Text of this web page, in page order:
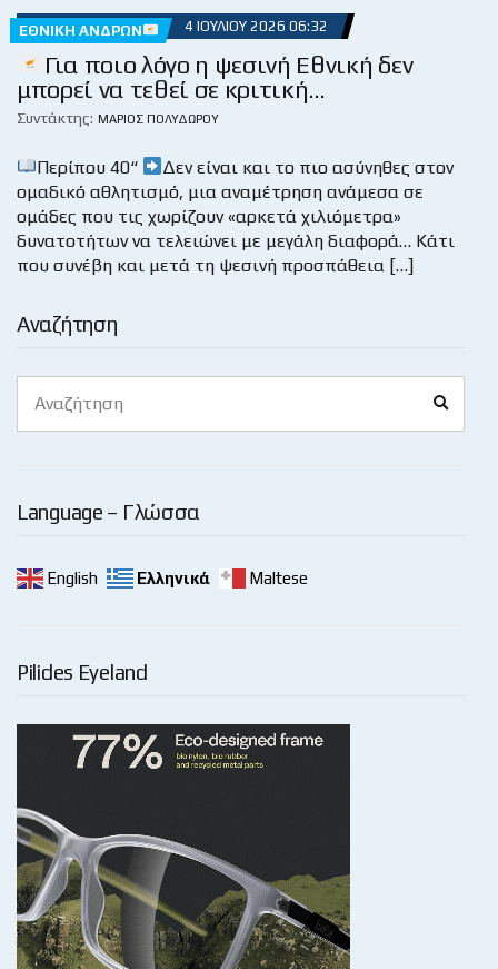
Αναζήτηση
for:
Language – Γλώσσα
English Ελληνικά Maltese
Pilides Eyeland
ΕΘΝΙΚΉ ΑΝΔΡΏΝ 4 ΙΟΥΛΊΟΥ 2026 06:32
Για ποιο λόγο η ψεσινή Εθνική δεν
μπορεί να τεθεί σε κριτική…
Συντάκτης: ΜΆΡΙΟΣ ΠΟΛΥΔΏΡΟΥ
Περίπου 40“
Δεν είναι και το πιο ασύνηθες στον
ομαδικό αθλητισμό, μια αναμέτρηση ανάμεσα σε
ομάδες που τις χωρίζουν «αρκετά χιλιόμετρα»
δυνατοτήτων να τελειώνει με μεγάλη διαφορά… Κάτι
που συνέβη και μετά τη ψεσινή προσπάθεια […]